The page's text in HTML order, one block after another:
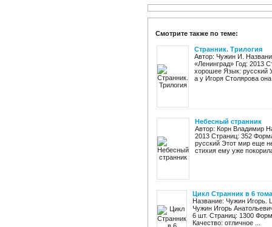
Смотрите также по теме:
Странник. Трилогия
Автор: Чужин И.
«Ленинград» Год: 2013
хорошее Язык: русский
а у Игоря Столярова
Небесный странник
Автор: Корн Владимир
2013 Страниц: 352
русский Этот мир еще
стихия ему уже
Цикл Странник в 6
Название: Чужин Игорь.
Чужин Игорь
6 шт. Страниц: 1300
Качество: отличное ...